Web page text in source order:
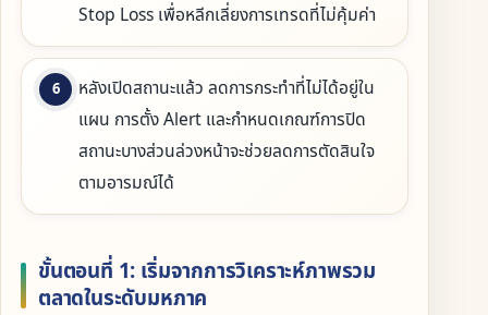
Stop Loss เพื่อหลีกเลี่ยงการเทรดที่ไม่คุ้มค่า
หลังเปิดสถานะแล้ว ลดการกระทำที่ไม่ได้อยู่ใน
แผน การตั้ง Alert และกำหนดเกณฑ์การปิด
สถานะบางส่วนล่วงหน้าจะช่วยลดการตัดสินใจ
ตามอารมณ์ได้
ขั้นตอนที่ 1: เริ่มจากการวิเคราะห์ภาพรวม
ตลาดในระดับมหภาค